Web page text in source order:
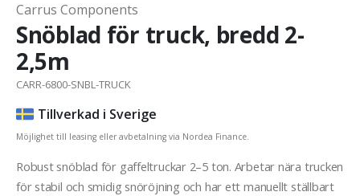
Carrus Components
Snöblad för truck, bredd 2-
2,5m
CARR-6800-SNBL-TRUCK
Tillverkad i Sverige
Möjlighet till leasing eller avbetalning via Nordea Finance.
Robust snöblad för gaffeltruckar 2–5 ton. Arbetar nära trucken
för stabil och smidig snöröjning och har ett manuellt ställbart